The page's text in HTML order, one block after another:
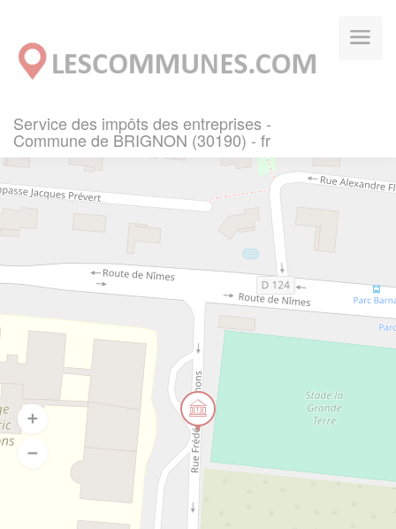
Service des impôts des entreprises -
Commune de BRIGNON (30190) - fr